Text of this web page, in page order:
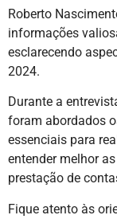
Roberto
informações
esclarecendo
2024.
Durante a
foram abordados
essenciais para
entender melhor
prestação de
Fique atento às